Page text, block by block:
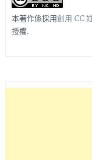
本著作係採用創用 CC
授權.